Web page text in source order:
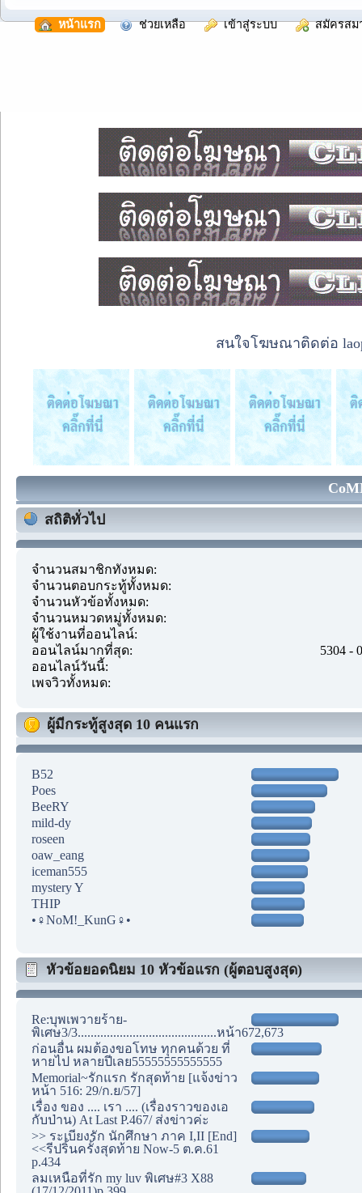
หน้าแรก ช่วยเหลือ เข้าสู่ระบบ สมัครสม
สนใจโฆษณาติดต่อ
สถิติทั่วไป
จำนวนสมาชิกทั้งหมด:
จำนวนตอบกระทู้ทั้งหมด:
จำนวนหัวข้อทั้งหมด:
จำนวนหมวดหมู่ทั้งหมด:
ผู้ใช้งานที่ออนไลน์:
ออนไลน์มากที่สุด:
5304 -
ออนไลน์วันนี้:
เพจวิวทั้งหมด:
ผู้มีกระทู้สูงสุด 10 คนแรก
B52
Poes
BeeRY
mild-dy
roseen
oaw_eang
iceman555
mystery Y
THIP
•♀NoM!_KunG♀•
หัวข้อยอดนิยม 10 หัวข้อแรก (ผู้ตอบสูงสุด)
Re:บุพเพวายร้าย-
พิเศษ3/3...........................................หน้า672,673
ก่อนอื่น ผมต้องขอโทษ ทุกคนด้วย ที่
หายไป หลายปีเลย55555555555555
Memorial~รักแรก รักสุดท้าย [แจ้งข่าว
หน้า 516: 29/ก.ย/57]
เรื่อง ของ .... เรา .... (เรื่องราวของเอ
กับป่าน) At Last P.467/ ส่งข่าวค่ะ
>> ระเบียงรัก นักศึกษา ภาค I,II [End]
<<รีปริ้นครั้งสุดท้าย Now-5 ต.ค.61
p.434
ลมเหนือที่รัก my luv พิเศษ#3 X88